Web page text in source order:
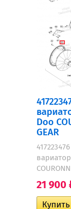
Doo
GEAR
21 900